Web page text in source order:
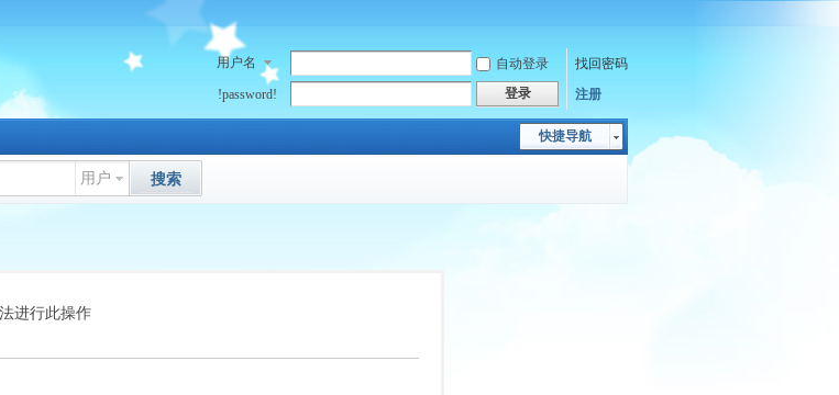
用户名 自动登录
找回密码
!password!
登录 注册
快捷导航
用户 搜索
进行此操作